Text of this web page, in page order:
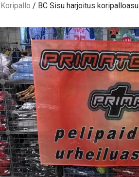
Koripallo / BC Sisu harjoitus koripalloasu